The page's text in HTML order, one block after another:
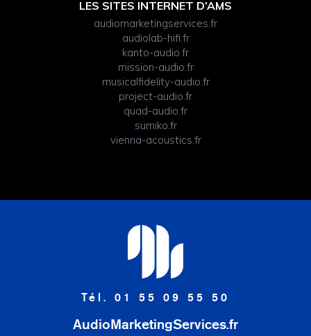
LES SITES INTERNET D’AMS
audiomarketingservices.fr
audiolab-hifi.fr
kanto-audio.fr
mission-audio.fr
musicalfidelity-audio.fr
project-audio.fr
quad-audio.fr
sumiko.fr
vienna-acoustics.fr
Tél. 01 55 09 55 50
AudioMarketingServices.fr